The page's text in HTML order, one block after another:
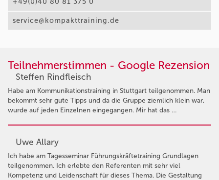
service@kompakttraining.de
Teilnehmerstimmen - Google Rezension
Steffen Rindfleisch
Habe am Kommunikationstraining in Stuttgart teilgenommen. Man
bekommt sehr gute Tipps und da die Gruppe ziemlich klein war,
wurde auf jeden Einzelnen eingegangen. Mir hat das …
Uwe Allary
Ich habe am Tagesseminar Führungskräftetraining Grundlagen
teilgenommen. Ich erlebte den Referenten mit sehr viel
Kompetenz und Leidenschaft für dieses Thema. Die Gestaltung